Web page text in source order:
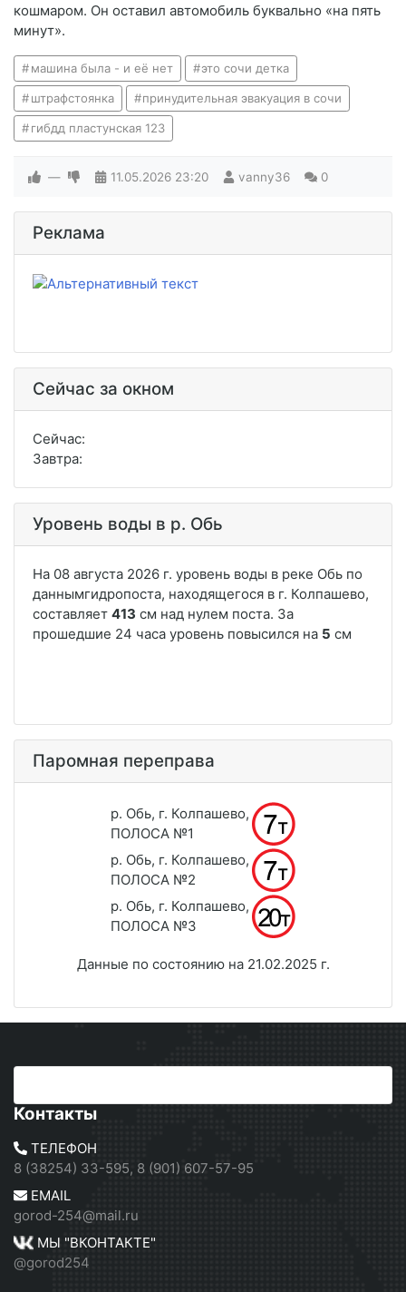
кошмаром. Он оставил автомобиль буквально «на пять
минут».
машина была - и её нет это сочи детка
штрафстоянка принудительная эвакуация в сочи
гибдд пластунская 123
— 11.05.2026 23:20 vanny36 0
Реклама
Сейчас за окном
Сейчас:
Завтра:
Уровень воды в р. Обь
Паромная переправа
р. Обь, г. Колпашево,
ПОЛОСА №1
р. Обь, г. Колпашево,
ПОЛОСА №2
р. Обь, г. Колпашево,
ПОЛОСА №3
Данные по состоянию на 21.02.2025 г.
Контакты
ТЕЛЕФОН
8 (38254) 33-595, 8 (901) 607-57-95
EMAIL
gorod-254@mail.ru
МЫ "ВКОНТАКТЕ"
@gorod254